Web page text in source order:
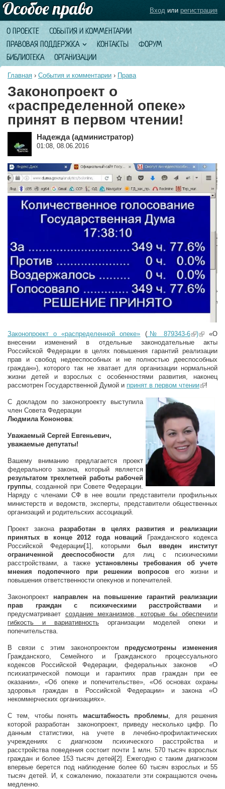
О ПРОЕКТЕ
СОБЫТИЯ И КОММЕНТАРИИ
ПРАВОВАЯ ПОДДЕРЖКА
КОНТАКТЫ
ФОРУМ
БИБЛИОТЕКА
ОРГАНИЗАЦИИ
Вход или регистрация
Главная › События и комментарии › Права
Законопроект о
«распределенной опеке»
принят в первом чтении!
Надежда (администратор)
01:08, 08.06.2016
Законопроект о «распределенной опеке» (№ 879343-6(link is
external)
)(link is
external)
«О
внесении изменений в отдельные законодательные акты
Российской Федерации в целях повышения гарантий реализации
прав и свобод недееспособных и не полностью дееспособных
граждан»), которого так не хватает для организации нормальной
жизни детей и взрослых с особенностями развития, наконец
рассмотрен Государственной Думой и принят в первом чтении(link is
!
С докладом по законопроекту выступила
член Совета Федерации
Людмила Кононова:
Уважаемый Сергей Евгеньевич,
уважаемые депутаты!
Вашему вниманию предлагается проект
федерального закона, который является
результатом трехлетней работы рабочей
группы, созданной при Совете Федерации.
Наряду с членами СФ в нее вошли представители профильных
министерств и ведомств, эксперты, представители общественных
организаций и родительских ассоциаций.
Проект законаразработан в целях развития и реализации
принятых в конце 2012 года новаций Гражданского кодекса
Российской Федерации[1], которыми был введен институт
ограниченной дееспособности для лиц с психическими
расстройствами, а также установлены требования об учете
мнения подопечного при решении вопросов его жизни и
повышения ответственности опекунов и попечителей.
Законопроект направлен на повышение гарантий реализации
прав граждан с психическими расстройствами и
предусматривает создание механизмов, которые бы обеспечили
гибкость и вариативность организации моделей опеки и
попечительства.
В связи с этим законопроектом предусмотрены изменения
Гражданского, Семейного и Гражданского процессуального
кодексов Российской Федерации, федеральных законов «О
психиатрической помощи и гарантиях прав граждан при ее
оказании», «Об опеке и попечительстве», «Об основах охраны
здоровья граждан в Российской Федерации» и закона «О
некоммерческих организациях».
С тем, чтобы понять масштабность проблемы, для решения
которой разработан законопроект, приведу несколько цифр. По
данным статистики, на учете в лечебно-профилактических
учреждениях с диагнозом психического расстройства и
расстройства поведения состоит почти 1 млн. 570 тысяч взрослых
граждан и более 153 тысяч детей[2]. Ежегодно с таким диагнозом
впервые берется под наблюдение более 60 тысяч взрослых и 55
тысяч детей. И, к сожалению, показатели эти сокращаются очень
медленно.